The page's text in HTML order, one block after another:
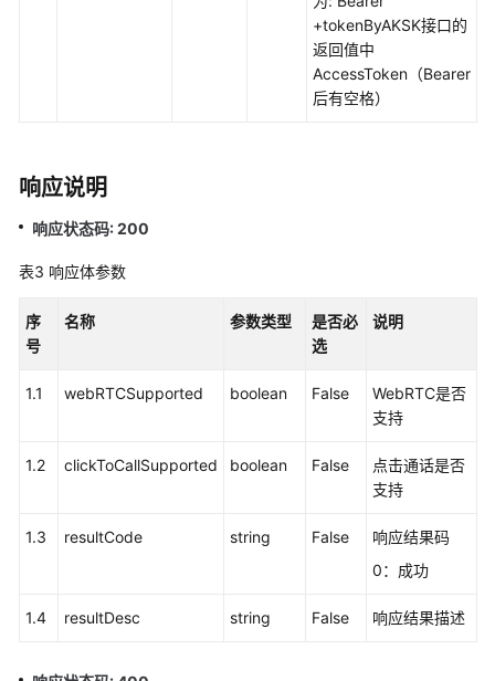
户
集
(JS)
用
网
（RESTful）
概
+tokenByAKSK接口的
返回值中
AccessToken（Bearer
后有空格）
响应说明
响应状态码: 200
表3 响应体参数
序
号
名称 参数类型
是否必
选
说明
1.1 webRTCSupported boolean False
WebRTC是否
支持
1.2 clickToCallSupported boolean False
点击通话是否
支持
1.3 resultCode string False
响应结果码
0：成功
1.4 resultDesc string False 响应结果描述